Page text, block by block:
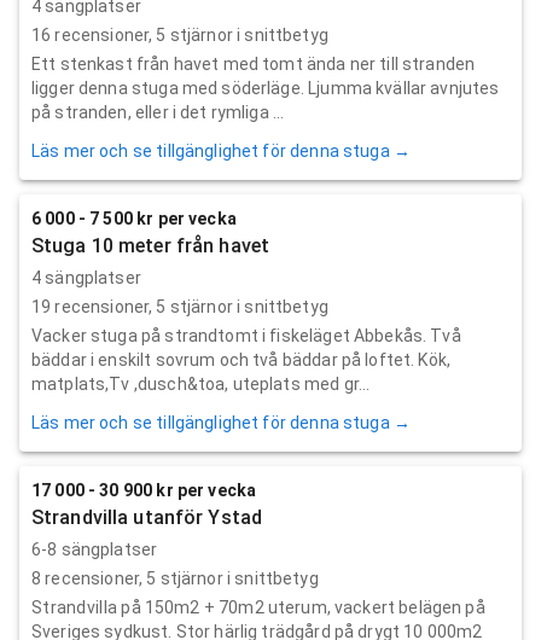
4 sängplatser
16 recensioner, 5 stjärnor i snittbetyg
Ett stenkast från havet med tomt ända ner till stranden
ligger denna stuga med söderläge. Ljumma kvällar avnjutes
på stranden, eller i det rymliga ...
Läs mer och se tillgänglighet för denna stuga →
6 000 - 7 500 kr per vecka
Stuga 10 meter från havet
4 sängplatser
19 recensioner, 5 stjärnor i snittbetyg
Vacker stuga på strandtomt i fiskeläget Abbekås. Två
bäddar i enskilt sovrum och två bäddar på loftet. Kök,
matplats,Tv ,dusch&toa, uteplats med gr...
Läs mer och se tillgänglighet för denna stuga →
17 000 - 30 900 kr per vecka
Strandvilla utanför Ystad
6-8 sängplatser
8 recensioner, 5 stjärnor i snittbetyg
Strandvilla på 150m2 + 70m2 uterum, vackert belägen på
Sveriges sydkust. Stor härlig trädgård på drygt 10 000m2